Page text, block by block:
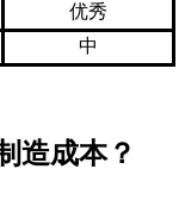
优秀
中
造成本？